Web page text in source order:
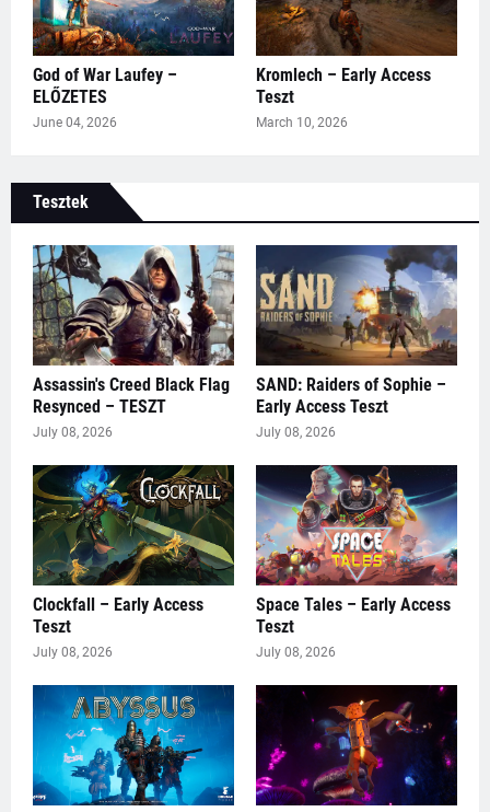
God of War Laufey –
ELŐZETES
June 04, 2026
Kromlech – Early Access
Teszt
March 10, 2026
Tesztek
Assassin's Creed Black Flag
Resynced – TESZT
July 08, 2026
SAND: Raiders of Sophie –
Early Access Teszt
July 08, 2026
Clockfall – Early Access
Teszt
July 08, 2026
Space Tales – Early Access
Teszt
July 08, 2026